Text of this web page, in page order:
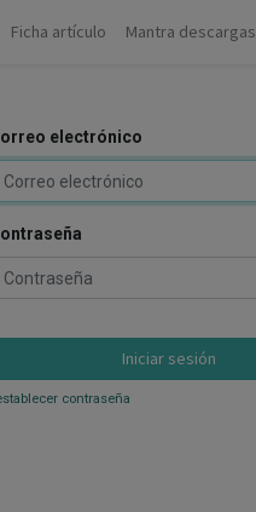
Ficha artículo Mantra descargas
electrónico
Iniciar sesión
contraseña